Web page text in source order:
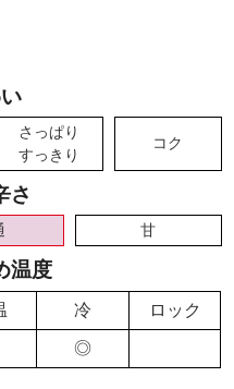
さっぱり
すっきり
コク
さ
甘
温度
冷 ロック
◎